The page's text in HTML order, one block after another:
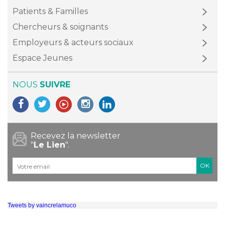
Patients & Familles
Chercheurs & soignants
Employeurs & acteurs sociaux
Espace Jeunes
NOUS SUIVRE
Recevez la newsletter
"Le Lien".
Courriel*
Tweets by vaincrelamuco